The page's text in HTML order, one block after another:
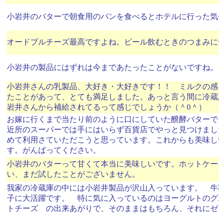
小岩井のバターで朝食用のパンを食べるとホテルに行った
オードブルチーズ最高ですよね。ビール飲むときのつまみ
小岩井の製品にはずれは今まであたったことがないですね。
小岩井さんの乳製品、大好き・大好きです！！ ミルクの
たことがあって、とても満足しました。あっと言う間に
岩井さんから補給されてるって感じでしょうか（＾0＾）
お嫁に行くまで当たり前のように口にしていた醗酵バター
近所のスーパーでは手にはいらず百貨店でやっと見つけま
めて利用さていただこうと思っています。これからも美味
す。がんばってください。
小岩井のバターって甘くて本当に美味しいです。ホットケ
い、まだ試したことがございません。
我家の冷蔵庫の中には小岩井製品が沢山入っています。
子に大活躍です。 特に気に入っているのはヨーグルトの
トチーズ の出来あがりで、そのままはもちろん、それに